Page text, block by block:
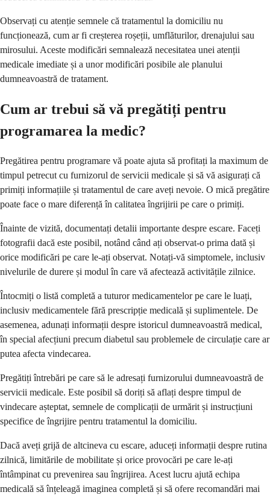
Observați cu atenție semnele că tratamentul la domiciliu nu
funcționează, cum ar fi creșterea roșeții, umflăturilor, drenajului sau
mirosului. Aceste modificări semnalează necesitatea unei atenții
medicale imediate și a unor modificări posibile ale planului
dumneavoastră de tratament.
Cum ar trebui să vă pregătiți pentru
programarea la medic?
Pregătirea pentru programare vă poate ajuta să profitați la maximum de
timpul petrecut cu furnizorul de servicii medicale și să vă asigurați că
primiți informațiile și tratamentul de care aveți nevoie. O mică pregătire
poate face o mare diferență în calitatea îngrijirii pe care o primiți.
Înainte de vizită, documentați detalii importante despre escare. Faceți
fotografii dacă este posibil, notând când ați observat-o prima dată și
orice modificări pe care le-ați observat. Notați-vă simptomele, inclusiv
nivelurile de durere și modul în care vă afectează activitățile zilnice.
Întocmiți o listă completă a tuturor medicamentelor pe care le luați,
inclusiv medicamentele fără prescripție medicală și suplimentele. De
asemenea, adunați informații despre istoricul dumneavoastră medical,
în special afecțiuni precum diabetul sau problemele de circulație care ar
putea afecta vindecarea.
Pregătiți întrebări pe care să le adresați furnizorului dumneavoastră de
servicii medicale. Este posibil să doriți să aflați despre timpul de
vindecare așteptat, semnele de complicații de urmărit și instrucțiuni
specifice de îngrijire pentru tratamentul la domiciliu.
Dacă aveți grijă de altcineva cu escare, aduceți informații despre rutina
zilnică, limitările de mobilitate și orice provocări pe care le-ați
întâmpinat cu prevenirea sau îngrijirea. Acest lucru ajută echipa
medicală să înțeleagă imaginea completă și să ofere recomandări mai